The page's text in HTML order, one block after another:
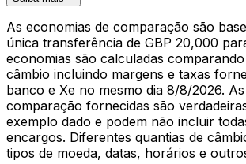
As economias de comparação são
única transferência de GBP 20,000
economias são calculadas
câmbio incluindo margens e taxas
banco e Xe no mesmo dia 8/8/2026.
comparação fornecidas são
exemplo dado e podem não incluir
encargos. Diferentes quantias de
tipos de moeda, datas, horários e